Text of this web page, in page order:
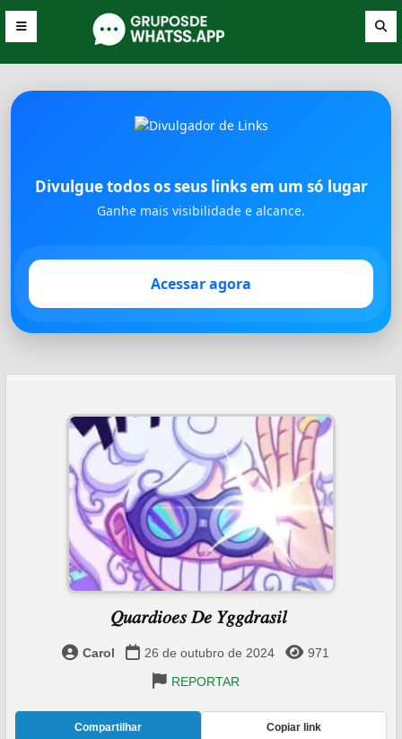
Divulgue todos os seus links em um só lugar
Ganhe mais visibilidade e alcance.
Acessar agora
𝑄𝑢𝑎𝑟𝑑𝑖𝑜𝑒𝑠 𝐷𝑒 𝑌𝑔𝑔𝑑𝑟𝑎𝑠𝑖𝑙 ‍️
Carol 26 de outubro de 2024
971
REPORTAR
Compartilhar Copiar link